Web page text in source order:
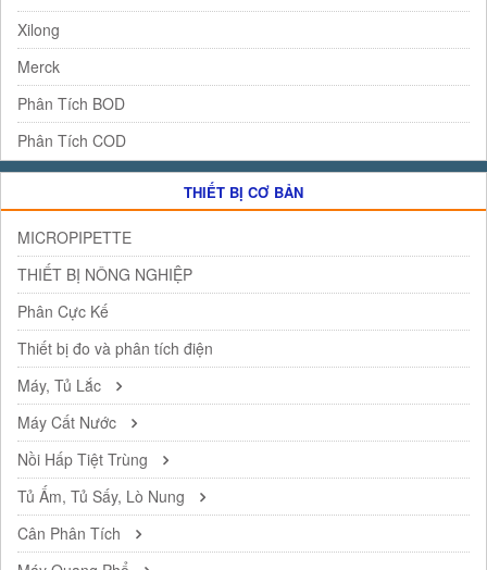
Xilong
Merck
Phân Tích BOD
Phân Tích COD
THIẾT BỊ CƠ BẢN
MICROPIPETTE
THIẾT BỊ NÔNG NGHIỆP
Phân Cực Kế
Thiết bị đo và phân tích điện
Máy, Tủ Lắc
Máy Cất Nước
Nồi Hấp Tiệt Trùng
Tủ Ấm, Tủ Sấy, Lò Nung
Cân Phân Tích